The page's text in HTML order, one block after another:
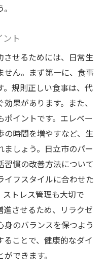
ト
させるためには、日常生
せん。まず第一に、食事
。規則正しい食事は、代
果があります。また、
イントです。エレベー
の時間を増やすなど、生
しょう。日立市のパー
習慣の改善方法について
イフスタイルに合わせた
トレス管理も大切で
させるため、リラクゼ
のバランスを保つよう
ことで、健康的なダイ
できます。